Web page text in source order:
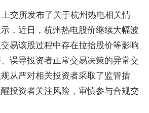
交所发布了关于杭州热电相关情
，近日，杭州热电股价继续大幅波
易该股过程中存在拉抬股价等影响
误导投资者正常交易决策的异常交
从严对相关投资者采取了监管措
投资者关注风险，审慎参与合规交